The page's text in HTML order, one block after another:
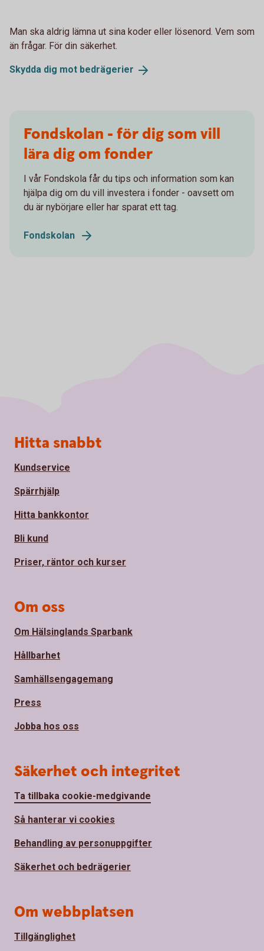
Man ska aldrig lämna ut sina koder eller lösenord. Vem som
än frågar. För din säkerhet.
Skydda dig mot bedrägerier
Fondskolan - för dig som vill
lära dig om fonder
I vår Fondskola får du tips och information som kan
hjälpa dig om du vill investera i fonder - oavsett om
du är nybörjare eller har sparat ett tag.
Fondskolan
Sidfot
Hitta snabbt
Kundservice
Spärrhjälp
Hitta bankkontor
Bli kund
Priser, räntor och kurser
Om oss
Om Hälsinglands Sparbank
Hållbarhet
Samhällsengagemang
Press
Jobba hos oss
Säkerhet och integritet
Ta tillbaka cookie-medgivande
Så hanterar vi cookies
Behandling av personuppgifter
Säkerhet och bedrägerier
Om webbplatsen
Tillgänglighet